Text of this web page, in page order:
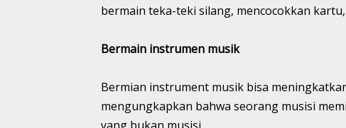
bermain teka-teki silang, mencocokkan
Bermain instrumen musik
Bermian instrument musik bisa
mengungkapkan bahwa seorang musisi
yang bukan musisi.